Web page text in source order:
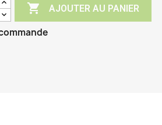
 AJOUTER AU PANIER